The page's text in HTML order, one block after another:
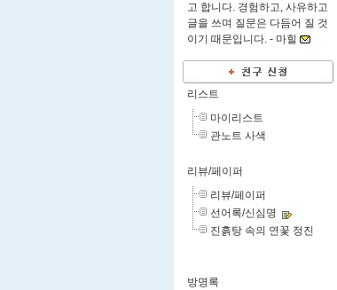
고 합니다. 경험하고, 사유하고
글을 쓰며 질문은 다듬어 질 것
이기 때문입니다. - 마힐
리스트
마이리스트
관노트 사색
리뷰/페이퍼
리뷰/페이퍼
선어록/신심명
진흙탕 속의 연꽃 정진
방명록